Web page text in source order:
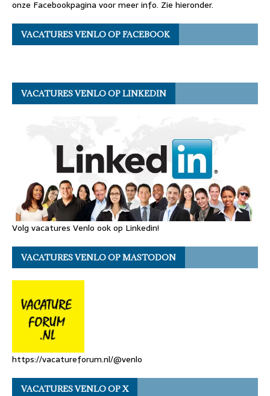
onze Facebookpagina voor meer info. Zie hieronder.
VACATURES VENLO OP FACEBOOK
VACATURES VENLO OP LINKEDIN
Volg vacatures Venlo ook op Linkedin!
VACATURES VENLO OP MASTODON
https://vacatureforum.nl/@venlo
VACATURES VENLO OP X